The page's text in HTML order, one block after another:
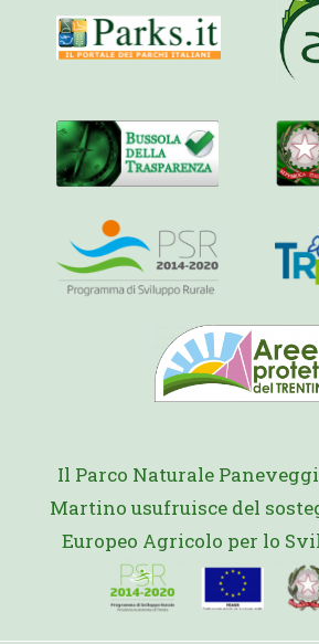
Il Parco Naturale
Martino usufruisce del
Europeo Agricolo per lo